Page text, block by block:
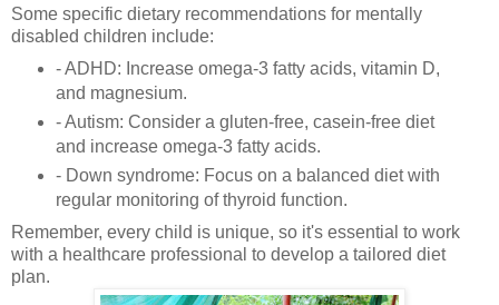
Some specific dietary recommendations for mentally
disabled children include:
- ADHD: Increase omega-3 fatty acids, vitamin D,
and magnesium.
- Autism: Consider a gluten-free, casein-free diet
and increase omega-3 fatty acids.
- Down syndrome: Focus on a balanced diet with
regular monitoring of thyroid function.
Remember, every child is unique, so it's essential to work
with a healthcare professional to develop a tailored diet
plan.